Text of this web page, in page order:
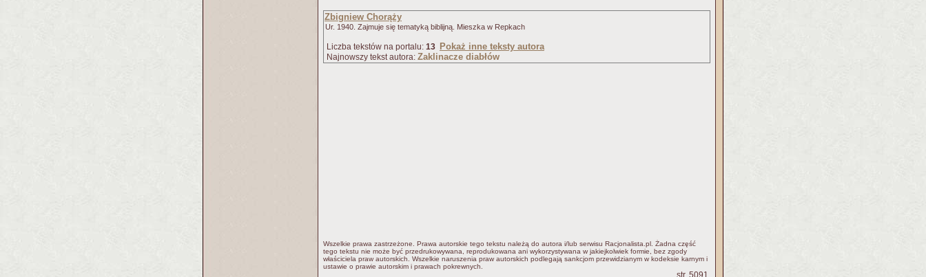
Zbigniew Chorąży
Ur. 1940. Zajmuje się tematyką biblijną. Mieszka w Repkach
Liczba tekstów na portalu: 13 Pokaż inne teksty autora
Najnowszy tekst autora: Zaklinacze diabłów
Wszelkie prawa zastrzeżone. Prawa autorskie tego tekstu należą do autora i/lub serwisu Racjonalista.pl. Żadna część
tego tekstu nie może być przedrukowywana, reprodukowana ani wykorzystywana w jakiejkolwiek formie, bez zgody
właściciela praw autorskich. Wszelkie naruszenia praw autorskich podlegają sankcjom przewidzianym w kodeksie karnym i
ustawie o prawie autorskim i prawach pokrewnych.
str. 5091